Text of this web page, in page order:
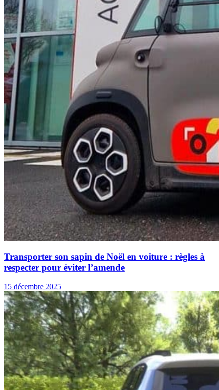
Transporter son sapin de Noël en voiture : règles à
respecter pour éviter l’amende
15 décembre 2025